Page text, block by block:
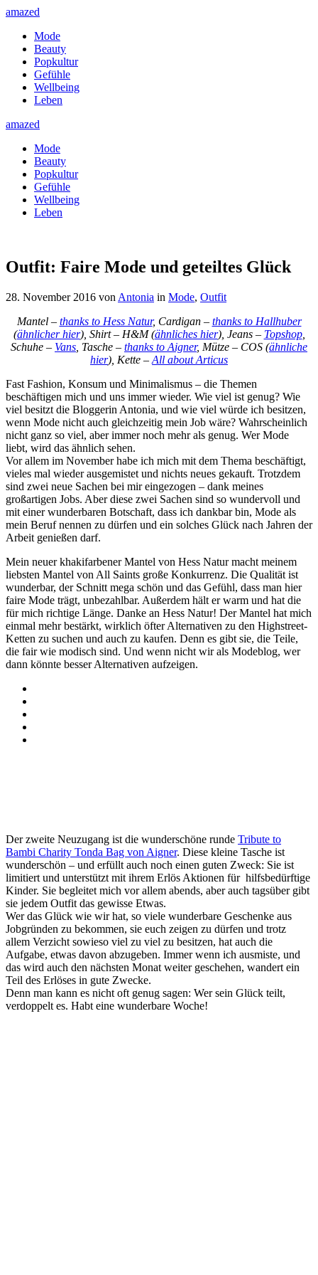
amazed
Mode
Beauty
Popkultur
Gefühle
Wellbeing
Leben
amazed
Mode
Beauty
Popkultur
Gefühle
Wellbeing
Leben
Outfit: Faire Mode und geteiltes Glück
28. November 2016 von Antonia in Mode, Outfit
Mantel – thanks to Hess Natur, Cardigan – thanks to Hallhuber
(ähnlicher hier), Shirt – H&M (ähnliches hier), Jeans – Topshop,
Schuhe – Vans , Tasche – thanks to Aigner, Mütze – COS (ähnliche
hier), Kette – All about Articus
Fast Fashion, Konsum und Minimalismus – die Themen
beschäftigen mich und uns immer wieder. Wie viel ist genug? Wie
viel besitzt die Bloggerin Antonia, und wie viel würde ich besitzen,
wenn Mode nicht auch gleichzeitig mein Job wäre? Wahrscheinlich
nicht ganz so viel, aber immer noch mehr als genug. Wer Mode
liebt, wird das ähnlich sehen.
Vor allem im November habe ich mich mit dem Thema beschäftigt,
vieles mal wieder ausgemistet und nichts neues gekauft. Trotzdem
sind zwei neue Sachen bei mir eingezogen – dank meines
großartigen Jobs. Aber diese zwei Sachen sind so wundervoll und
mit einer wunderbaren Botschaft, dass ich dankbar bin, Mode als
mein Beruf nennen zu dürfen und ein solches Glück nach Jahren der
Arbeit genießen darf.
Mein neuer khakifarbener Mantel von Hess Natur macht meinem
liebsten Mantel von All Saints große Konkurrenz. Die Qualität ist
wunderbar, der Schnitt mega schön und das Gefühl, dass man hier
faire Mode trägt, unbezahlbar. Außerdem hält er warm und hat die
für mich richtige Länge. Danke an Hess Natur! Der Mantel hat mich
einmal mehr bestärkt, wirklich öfter Alternativen zu den Highstreet-
Ketten zu suchen und auch zu kaufen. Denn es gibt sie, die Teile,
die fair wie modisch sind. Und wenn nicht wir als Modeblog, wer
dann könnte besser Alternativen aufzeigen.
Der zweite Neuzugang ist die wunderschöne runde Tribute to
Bambi Charity Tonda Bag von Aigner. Diese kleine Tasche ist
wunderschön – und erfüllt auch noch einen guten Zweck: Sie ist
limitiert und unterstützt mit ihrem Erlös Aktionen für hilfsbedürftige
Kinder. Sie begleitet mich vor allem abends, aber auch tagsüber gibt
sie jedem Outfit das gewisse Etwas.
Wer das Glück wie wir hat, so viele wunderbare Geschenke aus
Jobgründen zu bekommen, sie euch zeigen zu dürfen und trotz
allem Verzicht sowieso viel zu viel zu besitzen, hat auch die
Aufgabe, etwas davon abzugeben. Immer wenn ich ausmiste, und
das wird auch den nächsten Monat weiter geschehen, wandert ein
Teil des Erlöses in gute Zwecke.
Denn man kann es nicht oft genug sagen: Wer sein Glück teilt,
verdoppelt es. Habt eine wunderbare Woche!